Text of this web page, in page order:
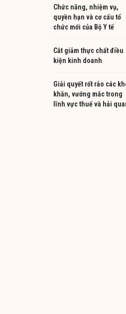
Chức năng, nhiệm vụ,
quyền hạn và cơ cấu tổ
chức mới của Bộ Y tế
Cắt giảm thực chất điều
kiện kinh doanh
Giải quyết rốt ráo các
khăn, vướng mắc trong
lĩnh vực thuế và hải